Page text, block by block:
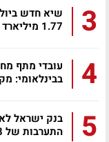
3
שיא חדש
1.77 מיליארד שקל ביום בכרטיסי...
4
עובדי מתף
בבינלאומי:
5
בנק ישראל
התערבות של 1.8 מיליארד...